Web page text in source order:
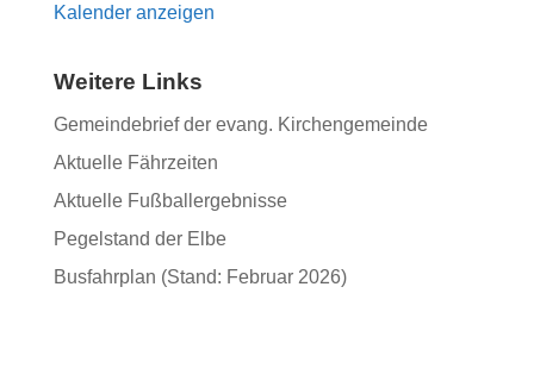
Kalender anzeigen
Weitere Links
Gemeindebrief der evang. Kirchengemeinde
Aktuelle Fährzeiten
Aktuelle Fußballergebnisse
Pegelstand der Elbe
Busfahrplan (Stand: Februar 2026)